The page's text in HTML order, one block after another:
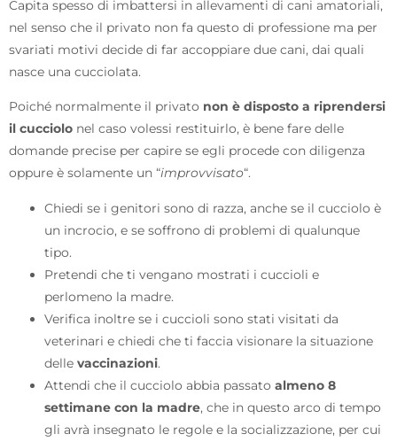
Capita spesso di imbattersi in allevamenti di cani amatoriali,
nel senso che il privato non fa questo di professione ma per
svariati motivi decide di far accoppiare due cani, dai quali
nasce una cucciolata.
Poiché normalmente il privato non è disposto a riprendersi
il cucciolo nel caso volessi restituirlo, è bene fare delle
domande precise per capire se egli procede con diligenza
oppure è solamente un “improvvisato“.
Chiedi se i genitori sono di razza, anche se il cucciolo è
un incrocio, e se soffrono di problemi di qualunque
tipo.
Pretendi che ti vengano mostrati i cuccioli e
perlomeno la madre.
Verifica inoltre se i cuccioli sono stati visitati da
veterinari e chiedi che ti faccia visionare la situazione
delle vaccinazioni.
Attendi che il cucciolo abbia passato almeno 8
settimane con la madre, che in questo arco di tempo
gli avrà insegnato le regole e la socializzazione, per cui